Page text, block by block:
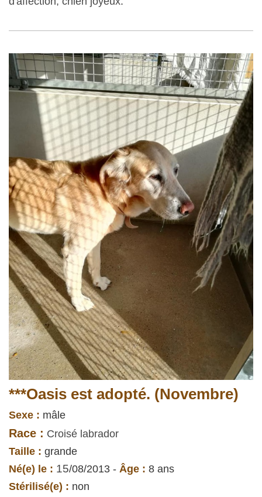
***Oasis est adopté. (Novembre)
Sexe : mâle
Race : Croisé labrador
Taille : grande
Né(e) le : 15/08/2013 - Âge : 8 ans
Stérilisé(e) : non